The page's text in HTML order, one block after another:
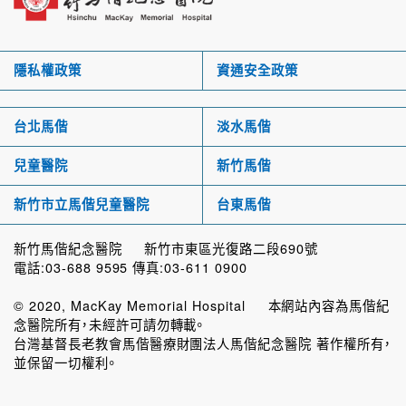
隱私權政策 資通安全政策
台北馬偕 淡水馬偕
兒童醫院 新竹馬偕
新竹市立馬偕兒童醫院 台東馬偕
新竹馬偕紀念醫院 新竹市東區光復路二段690號
電話:03-688 9595 傳真:03-611 0900
© 2020, MacKay Memorial Hospital 本網站內容為馬偕紀
念醫院所有，未經許可請勿轉載。
台灣基督長老教會馬偕醫療財團法人馬偕紀念醫院 著作權所有，
並保留一切權利。